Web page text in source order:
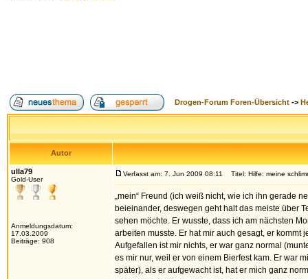
Drogen-Forum Foren-Übersicht ->
Autor
ulla79
Gold-User
Anmeldungsdatum:
17.03.2009
Beiträge: 908
Verfasst am: 7. Jun 2009 08:11 Titel: Hilfe: meine
„mein“ Freund (ich weiß nicht, wie ich ihn gerade
beieinander, deswegen geht halt das meiste über
sehen möchte. Er wusste, dass ich am nächsten
arbeiten musste. Er hat mir auch gesagt, er kommt
Aufgefallen ist mir nichts, er war ganz normal
es mir nur, weil er von einem Bierfest kam. Er war
später), als er aufgewacht ist, hat er mich ganz